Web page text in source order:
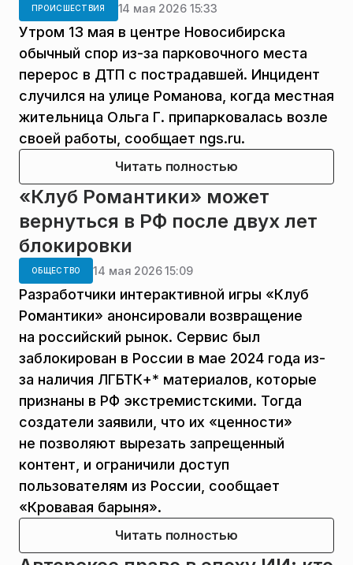
ПРОИСШЕСТВИЯ 14 мая 2026 15:33
Утром 13 мая в центре Новосибирска
обычный спор из-за парковочного места
перерос в ДТП с пострадавшей. Инцидент
случился на улице Романова, когда местная
жительница Ольга Г. припарковалась возле
своей работы, сообщает ngs.ru.
Читать полностью
«Клуб Романтики» может
вернуться в РФ после двух лет
блокировки
ОБЩЕСТВО 14 мая 2026 15:09
Разработчики интерактивной игры «Клуб
Романтики» анонсировали возвращение
на российский рынок. Сервис был
заблокирован в России в мае 2024 года из-
за наличия ЛГБТК+* материалов, которые
признаны в РФ экстремистскими. Тогда
создатели заявили, что их «ценности»
не позволяют вырезать запрещенный
контент, и ограничили доступ
пользователям из России, сообщает
«Кровавая барыня».
Читать полностью